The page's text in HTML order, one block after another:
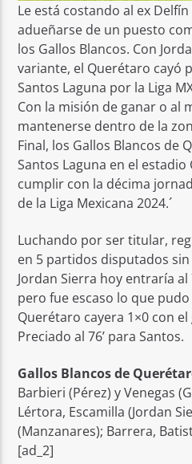
Le está costando al ex
adueñarse de un puesto
los Gallos Blancos. Con
variante, el Querétaro cayó
Santos Laguna por la Liga
Con la misión de ganar o al
mantenerse dentro de la
Final, los Gallos Blancos de
Santos Laguna en el
cumplir con la décima
de la Liga Mexicana 2024.´
Luchando por ser titular,
en 5 partidos disputados
Jordan Sierra hoy entraría al
pero fue escaso lo que
Querétaro cayera 1×0 con
Preciado al 76’ para Santos.
Gallos Blancos de
Barbieri (Pérez) y Venegas
Lértora, Escamilla (Jordan
(Manzanares); Barrera,
[ad_2]